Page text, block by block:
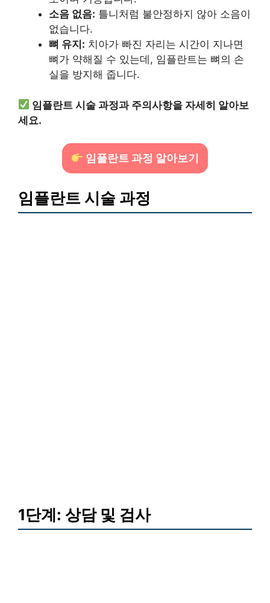
소음 없음: 틀니처럼 불안정하지 않아 소음이
없습니다.
뼈 유지: 치아가 빠진 자리는 시간이 지나면
뼈가 약해질 수 있는데, 임플란트는 뼈의 손
실을 방지해 줍니다.
임플란트 시술 과정과 주의사항을 자세히 알아보
세요.
임플란트 과정 알아보기
임플란트 시술 과정
1단계: 상담 및 검사